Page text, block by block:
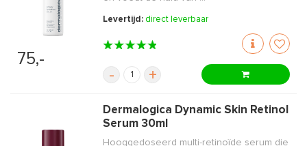
75,-
Levertijd: direct leverbaar
- +
Dermalogica Dynamic Skin Retinol
Serum 30ml
Hooggedoseerd multi-retinoïde serum die